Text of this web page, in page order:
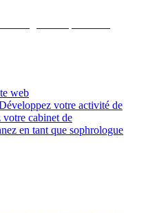
web
votre activité de
votre cabinet de
en tant que sophrologue